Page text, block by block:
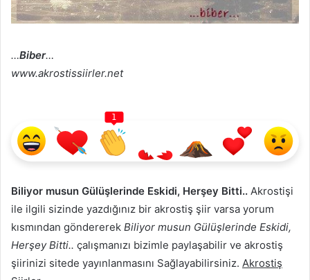
…Biber…
www.akrostissiirler.net
1
Biliyor musun Gülüşlerinde Eskidi, Herşey Bitti.. Akrostişi
ile ilgili sizinde yazdığınız bir akrostiş şiir varsa yorum
kısmından göndererek Biliyor musun Gülüşlerinde Eskidi,
Herşey Bitti.. çalışmanızı bizimle paylaşabilir ve akrostiş
şiirinizi sitede yayınlanmasını Sağlayabilirsiniz. Akrostiş